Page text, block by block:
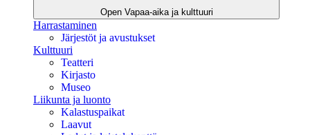
Open Vapaa-aika ja kulttuuri
Harrastaminen
Järjestöt ja avustukset
Kulttuuri
Teatteri
Kirjasto
Museo
Liikunta ja luonto
Kalastuspaikat
Laavut